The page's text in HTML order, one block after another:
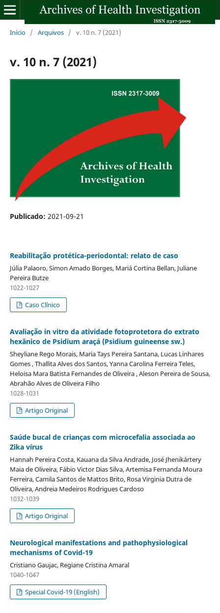
Início / Arquivos / v. 10 n. 7 (2021)
v. 10 n. 7 (2021)
Publicado: 2021-09-21
Reabilitação protética-periodontal: relato de caso
Júlia Palaoro, Simon Amado Borges, Mariá Cortina Bellan, Juliane
Pereira Butze
1022-1027
Caso Clínico
Avaliação in vitro da atividade fotoprotetora do extrato
hexânico de Psidium araçá (Psidium guineense sw.)
Sheyliane Rego Morais, Maria Tays Pereira Santana, Lucas Linhares
Gomes , Thallita Alves dos Santos, Yanna Carolina Ferreira Teles,
Heloisa Mara Batista Fernandes de Oliveira , Aleson Pereira de Sousa,
Abrahão Alves de Oliveira Filho
1028-1031
Artigo Original
Saúde bucal de crianças com microcefalia associada ao
Zika vírus
Hannah Pereira Costa, Kauana da Silva Andrade, José Jhenikártery
Maia de Oliveira, Fábio Victor Dias Silva, Artemisa Fernanda Moura
Ferreira, Camila Santos de Mattos Brito, Rosa Virginia Dutra de
Oliveira, Andreia Medeiros Rodrigues Cardoso
1032-1039
Artigo Original
Neurological manifestations and pathophysiological
mechanisms of Covid-19
Cristiano Gaujac, Regiane Cristina Amaral
1040-1047
Special Covid-19 (English)